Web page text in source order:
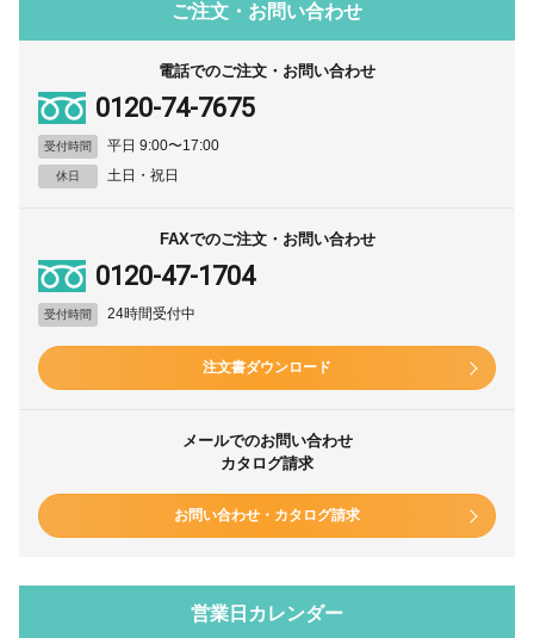
ご注文・お問い合わせ
電話でのご注文・お問い合わせ
0120-74-7675
受付時間 平日 9:00〜17:00
休日 土日・祝日
FAXでのご注文・お問い合わせ
0120-47-1704
受付時間 24時間受付中
注文書ダウンロード
メールでのお問い合わせ
カタログ請求
お問い合わせ・カタログ請求
営業日カレンダー